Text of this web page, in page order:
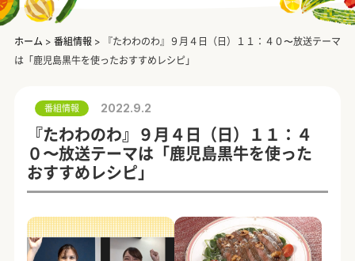
ホーム > 番組情報 >
『たわわのわ』９月４日（日）１１：４０〜放送テーマ
は「鹿児島黒牛を使ったおすすめレシピ」
番組情報 2022.9.2
『たわわのわ』９月４日（日）１１：４
０〜放送テーマは「鹿児島黒牛を使った
おすすめレシピ」